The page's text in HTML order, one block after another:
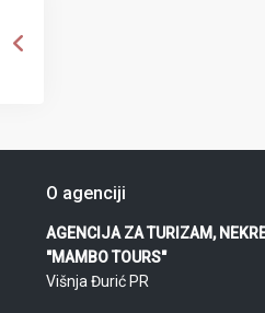
O agenciji
AGENCIJA ZA TURIZAM,
"MAMBO TOURS"
Višnja Đurić PR